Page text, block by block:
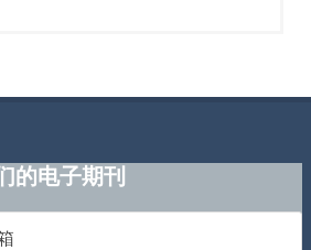
的电子期刊